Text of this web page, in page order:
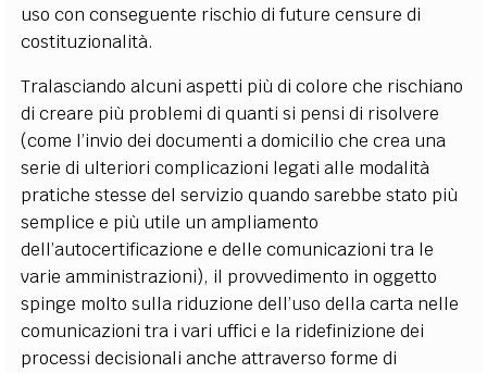
uso con conseguente rischio di future censure di
costituzionalità.
Tralasciando alcuni aspetti più di colore che rischiano
di creare più problemi di quanti si pensi di risolvere
(come l’invio dei documenti a domicilio che crea una
serie di ulteriori complicazioni legati alle modalità
pratiche stesse del servizio quando sarebbe stato più
semplice e più utile un ampliamento
dell’autocertificazione e delle comunicazioni tra le
varie amministrazioni), il provvedimento in oggetto
spinge molto sulla riduzione dell’uso della carta nelle
comunicazioni tra i vari uffici e la ridefinizione dei
processi decisionali anche attraverso forme di